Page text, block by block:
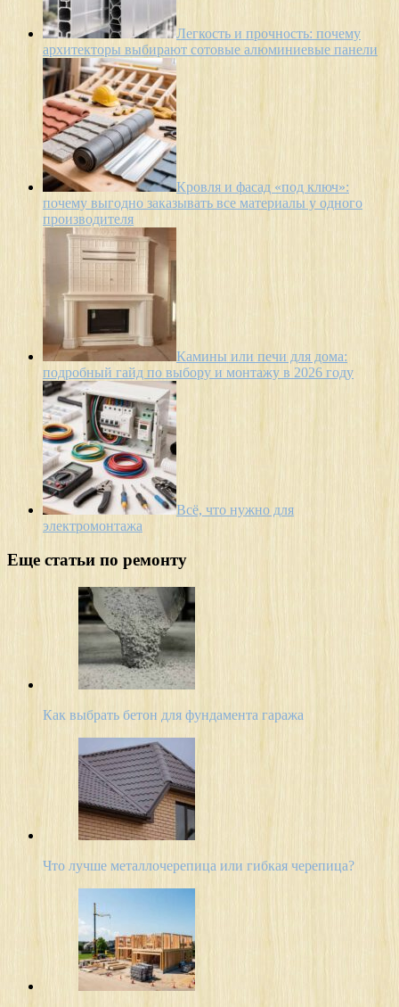
Легкость и прочность: почему
архитекторы выбирают сотовые алюминиевые панели
Кровля и фасад «под ключ»:
почему выгодно заказывать все материалы у одного
производителя
Камины или печи для дома:
подробный гайд по выбору и монтажу в 2026 году
Всё, что нужно для
электромонтажа
Еще статьи по ремонту
Как выбрать бетон для фундамента гаража
Что лучше металлочерепица или гибкая черепица?